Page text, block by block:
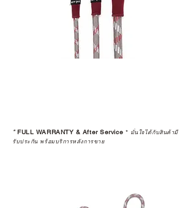
*FULL WARRANTY & After Service * มั่นใจได้กับสินค้ามี
รับประกัน พร้อมบริการหลังการขาย